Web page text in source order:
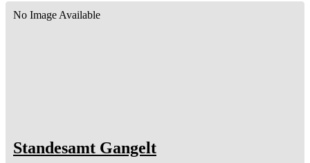
No Image Available
Standesamt Gangelt